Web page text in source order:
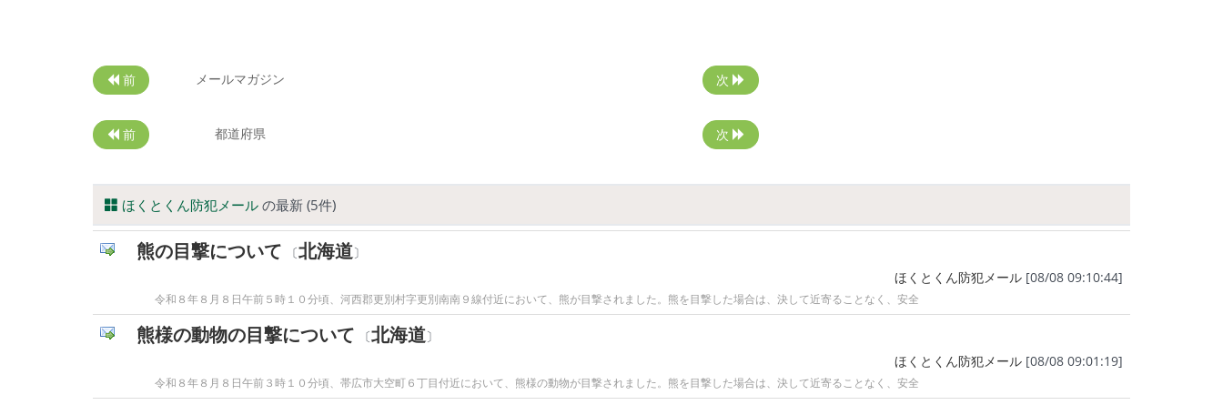
前 メールマガジン 次
前 都道府県 次
ほくとくん防犯メール の最新 (5件)
熊の目撃について 〔北海道〕
ほくとくん防犯メール [08/08 09:10:44]
令和８年８月８日午前５時１０分頃、河西郡更別村字更別南南９線付近において、熊が目撃されました。熊を目撃した場合は、決して近寄ることなく、安全
熊様の動物の目撃について 〔北海道〕
ほくとくん防犯メール [08/08 09:01:19]
令和８年８月８日午前３時１０分頃、帯広市大空町６丁目付近において、熊様の動物が目撃されました。熊を目撃した場合は、決して近寄ることなく、安全